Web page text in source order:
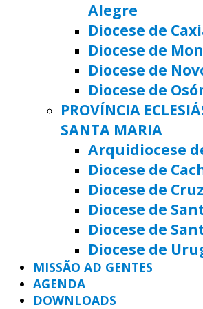
Alegre
Diocese de
Diocese de
Diocese de
Diocese de
PROVÍNCIA
SANTA MARIA
Arquidiocese
Diocese de
Diocese de
Diocese de
Diocese de
Diocese de
MISSÃO AD GENTES
AGENDA
DOWNLOADS